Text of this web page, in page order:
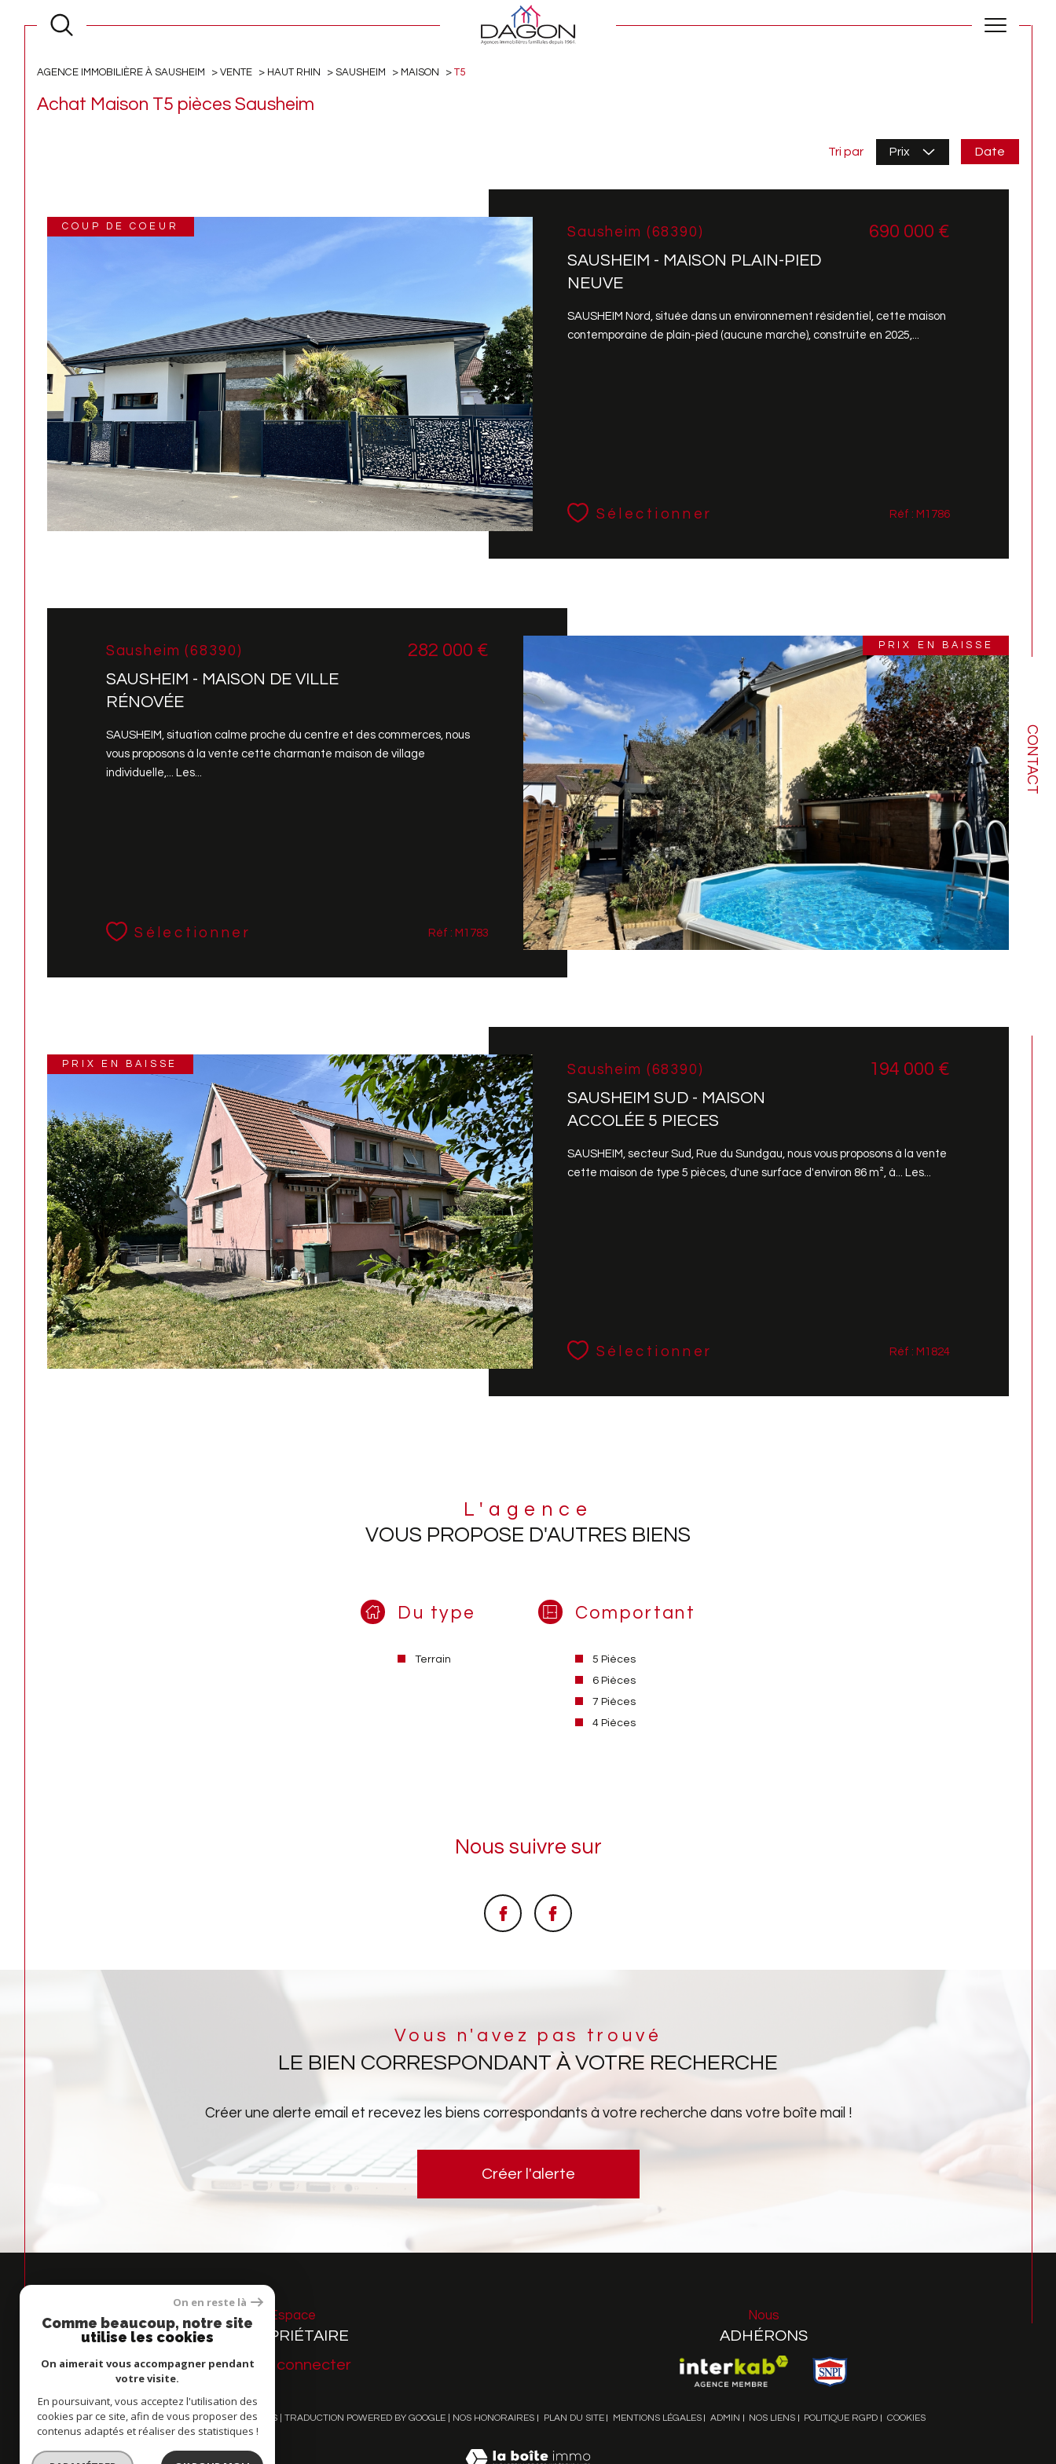
CONTACT
AGENCE IMMOBILIÈRE À SAUSHEIM VENTE HAUT RHIN SAUSHEIM MAISON T5
Achat Maison T5 pièces Sausheim
Tri par Prix Date
Sausheim (68390)
SAUSHEIM - MAISON PLAIN-PIED
NEUVE
690 000 €
SAUSHEIM Nord, située dans un environnement résidentiel, cette maison
contemporaine de plain-pied (aucune marche), construite en 2025,...
Sélectionner Réf : M1786
COUP DE COEUR
Sausheim (68390)
SAUSHEIM - MAISON DE VILLE
RÉNOVÉE
282 000 €
SAUSHEIM, situation calme proche du centre et des commerces, nous
vous proposons à la vente cette charmante maison de village
individuelle,... Les...
Sélectionner Réf : M1783
PRIX EN BAISSE
Sausheim (68390)
SAUSHEIM SUD - MAISON
ACCOLÉE 5 PIECES
194 000 €
SAUSHEIM, secteur Sud, Rue du Sundgau, nous vous proposons à la vente
cette maison de type 5 pièces, d'une surface d'environ 86 m², à... Les...
Sélectionner Réf : M1824
PRIX EN BAISSE
L'agence
VOUS PROPOSE D'AUTRES BIENS
Du type
Terrain
Comportant
5 Pièces
6 Pièces
7 Pièces
4 Pièces
Nous suivre sur
Vous n'avez pas trouvé
LE BIEN CORRESPONDANT À VOTRE RECHERCHE
Créer une alerte email et recevez les biens correspondants à votre recherche dans votre boîte mail !
Créer l'alerte
Espace
PROPRIÉTAIRE
Se connecter
Nous
ADHÉRONS
© 2026 | TOUS DROITS RÉSERVÉS | TRADUCTION POWERED BY GOOGLE | NOS HONORAIRES PLAN DU SITE MENTIONS LÉGALES ADMIN NOS LIENS POLITIQUE RGPD COOKIES
On en reste là
Comme beaucoup, notre site
utilise les cookies
On aimerait vous accompagner pendant
votre visite.
En poursuivant, vous acceptez l'utilisation des
cookies par ce site, afin de vous proposer des
contenus adaptés et réaliser des statistiques !